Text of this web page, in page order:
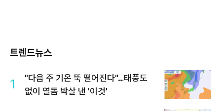
트렌드뉴스
1
"다음 주 기온 뚝 떨어진다"…태풍도
없이 열돔 박살 낸 '이것'